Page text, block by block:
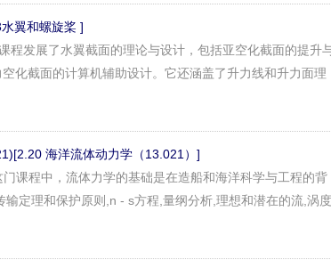
翼和螺旋桨 ]
程发展了水翼截面的理论与设计，包括亚空化截面的提升
化截面的计算机辅助设计。它还涵盖了升力线和升力面理
海洋流体动力学（13.021）]
门课程中，流体力学的基础是在造船和海洋科学与工程的背
定理和保护原则,n - s方程,量纲分析,理想和潜在的流,涡度